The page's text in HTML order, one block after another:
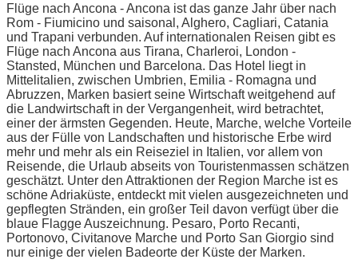
Flüge nach Ancona - Ancona ist das ganze Jahr über nach
Rom - Fiumicino und saisonal, Alghero, Cagliari, Catania
und Trapani verbunden. Auf internationalen Reisen gibt es
Flüge nach Ancona aus Tirana, Charleroi, London -
Stansted, München und Barcelona. Das Hotel liegt in
Mittelitalien, zwischen Umbrien, Emilia - Romagna und
Abruzzen, Marken basiert seine Wirtschaft weitgehend auf
die Landwirtschaft in der Vergangenheit, wird betrachtet,
einer der ärmsten Gegenden. Heute, Marche, welche Vorteile
aus der Fülle von Landschaften und historische Erbe wird
mehr und mehr als ein Reiseziel in Italien, vor allem von
Reisende, die Urlaub abseits von Touristenmassen schätzen
geschätzt. Unter den Attraktionen der Region Marche ist es
schöne Adriaküste, entdeckt mit vielen ausgezeichneten und
gepflegten Stränden, ein großer Teil davon verfügt über die
blaue Flagge Auszeichnung. Pesaro, Porto Recanti,
Portonovo, Civitanove Marche und Porto San Giorgio sind
nur einige der vielen Badeorte der Küste der Marken.